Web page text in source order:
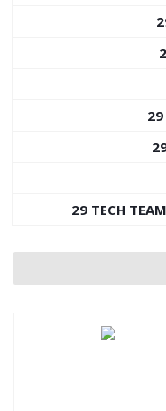
29
29 TECH